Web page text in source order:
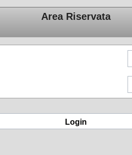
Area Riservata